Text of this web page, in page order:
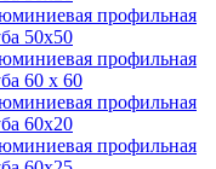
профильная
50х50
профильная
60 х 60
профильная
60х20
профильная